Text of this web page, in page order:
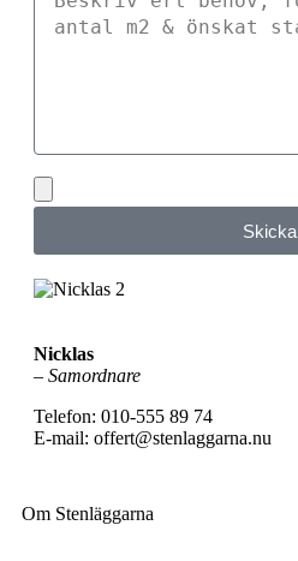
Skicka
Nicklas
– Samordnare
Telefon: 010-555 89 74
E-mail: offert@stenlaggarna.nu
Om Stenläggarna